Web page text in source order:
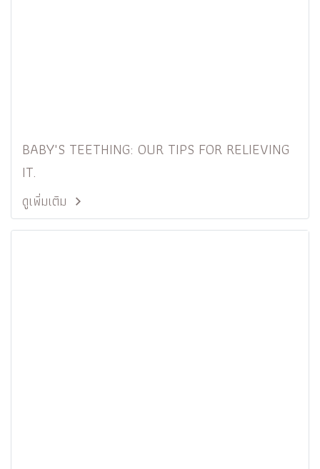
BABY'S TEETHING: OUR TIPS FOR RELIEVING
IT.
ดูเพิ่มเติม